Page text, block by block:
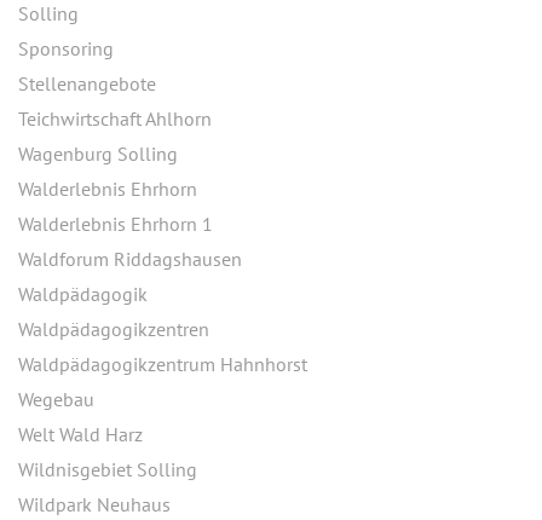
Solling
Sponsoring
Stellenangebote
Teichwirtschaft Ahlhorn
Wagenburg Solling
Walderlebnis Ehrhorn
Walderlebnis Ehrhorn 1
Waldforum Riddagshausen
Waldpädagogik
Waldpädagogikzentren
Waldpädagogikzentrum Hahnhorst
Wegebau
Welt Wald Harz
Wildnisgebiet Solling
Wildpark Neuhaus